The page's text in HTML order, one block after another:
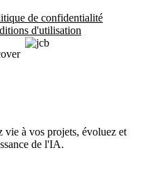
de confidentialité
d'utilisation
à vos projets, évoluez et
de l'IA.